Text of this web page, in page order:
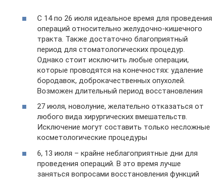
С 14 по 26 июля идеальное время для проведения
операций относительно желудочно-кишечного
тракта. Также достаточно благоприятный
период для стоматологических процедур.
Однако стоит исключить любые операции,
которые проводятся на конечностях: удаление
бородавок, доброкачественных опухолей.
Возможен длительный период восстановления
27 июля, новолуние, желательно отказаться от
любого вида хирургических вмешательств.
Исключение могут составить только несложные
косметологические процедуры
6, 13 июля – крайне неблагоприятные дни для
проведения операций. В это время лучше
заняться вопросами восстановления функций